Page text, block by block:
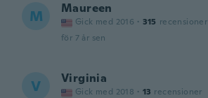
M Maureen
Gick med 2016 · 315 recensioner
för 7 år sen
V Virginia
Gick med 2018 · 13 recensioner